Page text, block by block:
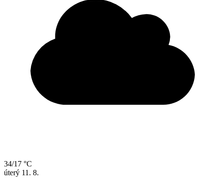
34/17 °C
úterý 11. 8.